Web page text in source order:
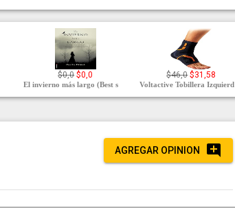
$0,0 $0,0
El invierno más largo (Best s
$46,0 $31,58
Voltactive Tobillera Izquierd
AGREGAR OPINION